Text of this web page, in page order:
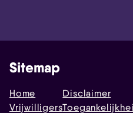
Sitemap
Home
Vrijwilligers
Disclaimer